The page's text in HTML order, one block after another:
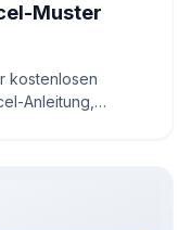
Muster
kostenlosen
Anleitung,